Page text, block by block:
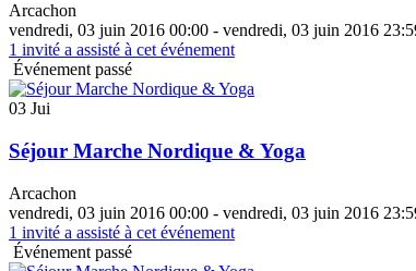
Arcachon
vendredi, 03 juin 2016 00:00 - vendredi, 03 juin 2016
1 invité a assisté à cet événement
Événement passé
03 Jui
Séjour Marche Nordique & Yoga
Arcachon
vendredi, 03 juin 2016 00:00 - vendredi, 03 juin 2016
1 invité a assisté à cet événement
Événement passé